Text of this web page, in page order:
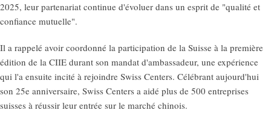
2025, leur partenariat continue d'évoluer dans un esprit de "qualité et
confiance mutuelle".
Il a rappelé avoir coordonné la participation de la Suisse à la première
édition de la CIIE durant son mandat d'ambassadeur, une expérience
qui l'a ensuite incité à rejoindre Swiss Centers. Célébrant aujourd'hui
son 25e anniversaire, Swiss Centers a aidé plus de 500 entreprises
suisses à réussir leur entrée sur le marché chinois.